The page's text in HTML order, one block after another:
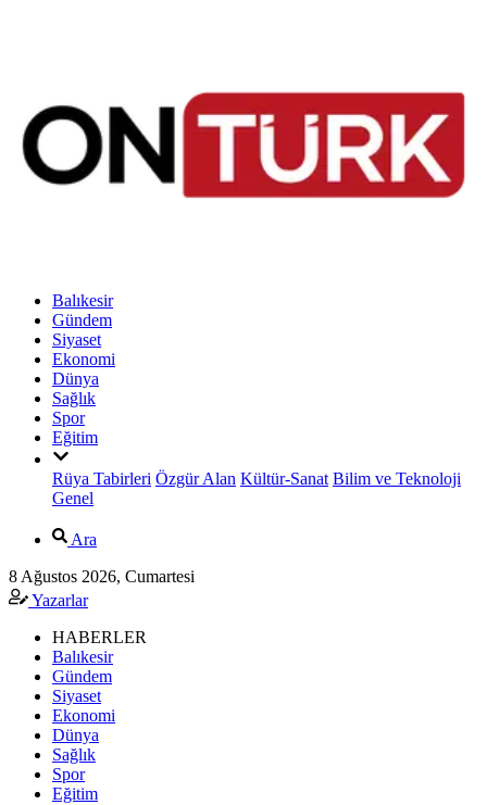
Balıkesir
Gündem
Siyaset
Ekonomi
Dünya
Sağlık
Spor
Eğitim
Rüya Tabirleri Özgür Alan Kültür-Sanat Bilim ve Teknoloji
Genel
Ara
8 Ağustos 2026, Cumartesi
Yazarlar
HABERLER
Balıkesir
Gündem
Siyaset
Ekonomi
Dünya
Sağlık
Spor
Eğitim